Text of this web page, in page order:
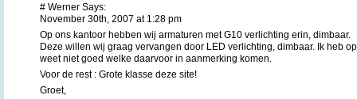
# Werner Says:
November 30th, 2007 at 1:28 pm
Op ons kantoor hebben wij armaturen met G10 verlichting erin, dimbaar.
Deze willen wij graag vervangen door LED verlichting, dimbaar. Ik heb
weet niet goed welke daarvoor in aanmerking komen.
Voor de rest : Grote klasse deze site!
Groet,